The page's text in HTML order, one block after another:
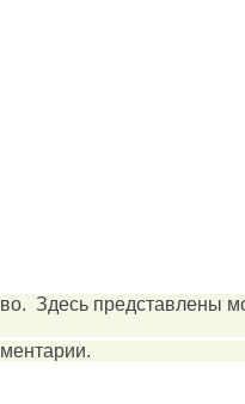
Здесь представлены